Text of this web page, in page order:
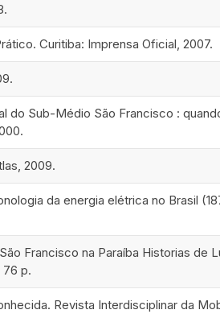
Curitiba: Imprensa Oficial, 2007.
do Sub-Médio São Francisco :
2009.
da energia elétrica no Brasil
Francisco na Paraíba Historias de
76 p.
Revista Interdisciplinar da